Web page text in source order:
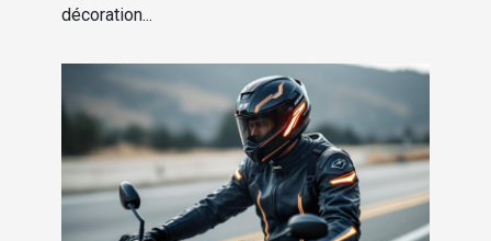
décoration...